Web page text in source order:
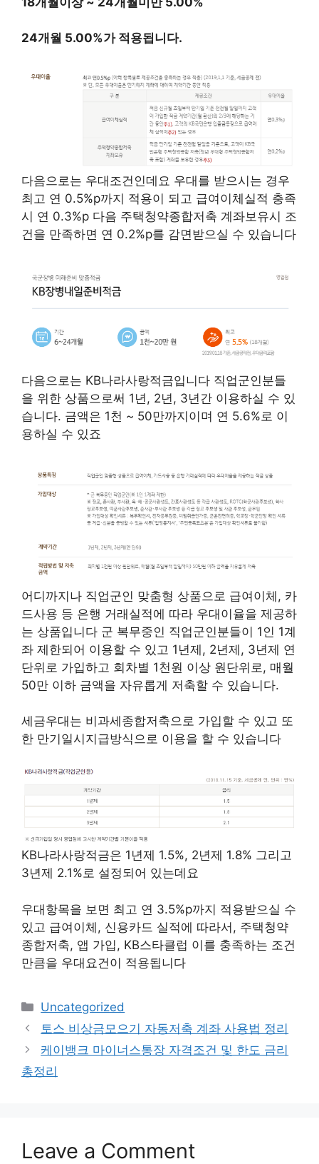
24개월 5.00%가 적용됩니다.
다음으로는 우대조건인데요 우대를 받으시는 경우
최고 연 0.5%p까지 적용이 되고 급여이체실적 충족
시 연 0.3%p 다음 주택청약종합저축 계좌보유시 조
건을 만족하면 연 0.2%p를 감면받으실 수 있습니다
다음으로는 KB나라사랑적금입니다 직업군인분들
을 위한 상품으로써 1년, 2년, 3년간 이용하실 수 있
습니다. 금액은 1천 ~ 50만까지이며 연 5.6%로 이
용하실 수 있죠
어디까지나 직업군인 맞춤형 상품으로 급여이체, 카
드사용 등 은행 거래실적에 따라 우대이율을 제공하
는 상품입니다 군 복무중인 직업군인분들이 1인 1계
좌 제한되어 이용할 수 있고 1년제, 2년제, 3년제 연
단위로 가입하고 회차별 1천원 이상 원단위로, 매월
50만 이하 금액을 자유롭게 저축할 수 있습니다.
세금우대는 비과세종합저축으로 가입할 수 있고 또
한 만기일시지급방식으로 이용을 할 수 있습니다
KB나라사랑적금은 1년제 1.5%, 2년제 1.8% 그리고
3년제 2.1%로 설정되어 있는데요
우대항목을 보면 최고 연 3.5%p까지 적용받으실 수
있고 급여이체, 신용카드 실적에 따라서, 주택청약
종합저축, 앱 가입, KB스타클럽 이를 충족하는 조건
만큼을 우대요건이 적용됩니다
Categories
Uncategorized
Post
navigation
토스 비상금모으기 자동저축 계좌 사용법 정리
케이뱅크 마이너스통장 자격조건 및 한도 금리
총정리
Leave a Comment